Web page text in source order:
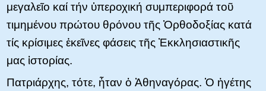
μεγαλεῖο καί τήν ὑπεροχική συμπεριφορά τοῦ
τιμημένου πρώτου θρόνου τῆς Ὀρθοδοξίας κατά
τίς κρίσιμες ἐκεῖνες φάσεις τῆς Ἐκκλησιαστικῆς
μας ἱστορίας.
Πατριάρχης, τότε, ἦταν ὁ Ἀθηναγόρας. Ὁ ἡγέτης